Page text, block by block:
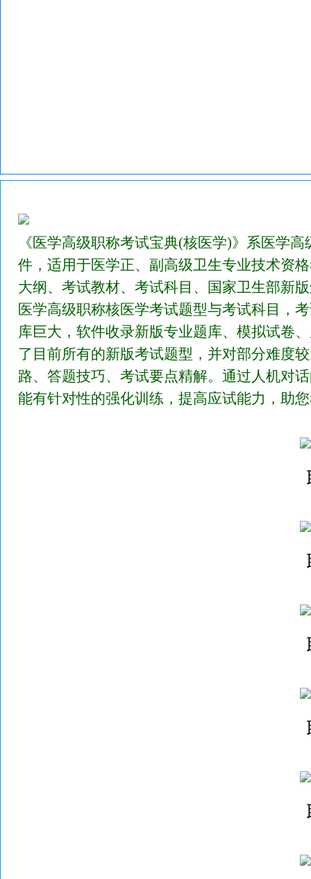
《医学高级职称考试宝典(核医学)》系医学
件，适用于医学正、副高级卫生专业技术资
大纲、考试教材、考试科目、国家卫生部新
医学高级职称核医学考试题型与考试科目，
库巨大，软件收录新版专业题库、模拟试卷
了目前所有的新版考试题型，并对部分难度
路、答题技巧、考试要点精解。通过人机对
能有针对性的强化训练，提高应试能力，助